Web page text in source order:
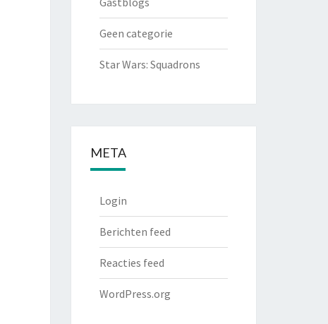
Geen categorie
Star Wars: Squadrons
META
Login
Berichten feed
Reacties feed
WordPress.org